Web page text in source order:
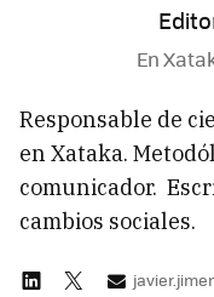
En
Responsable de
en Xataka.
comunicador.
cambios sociales.